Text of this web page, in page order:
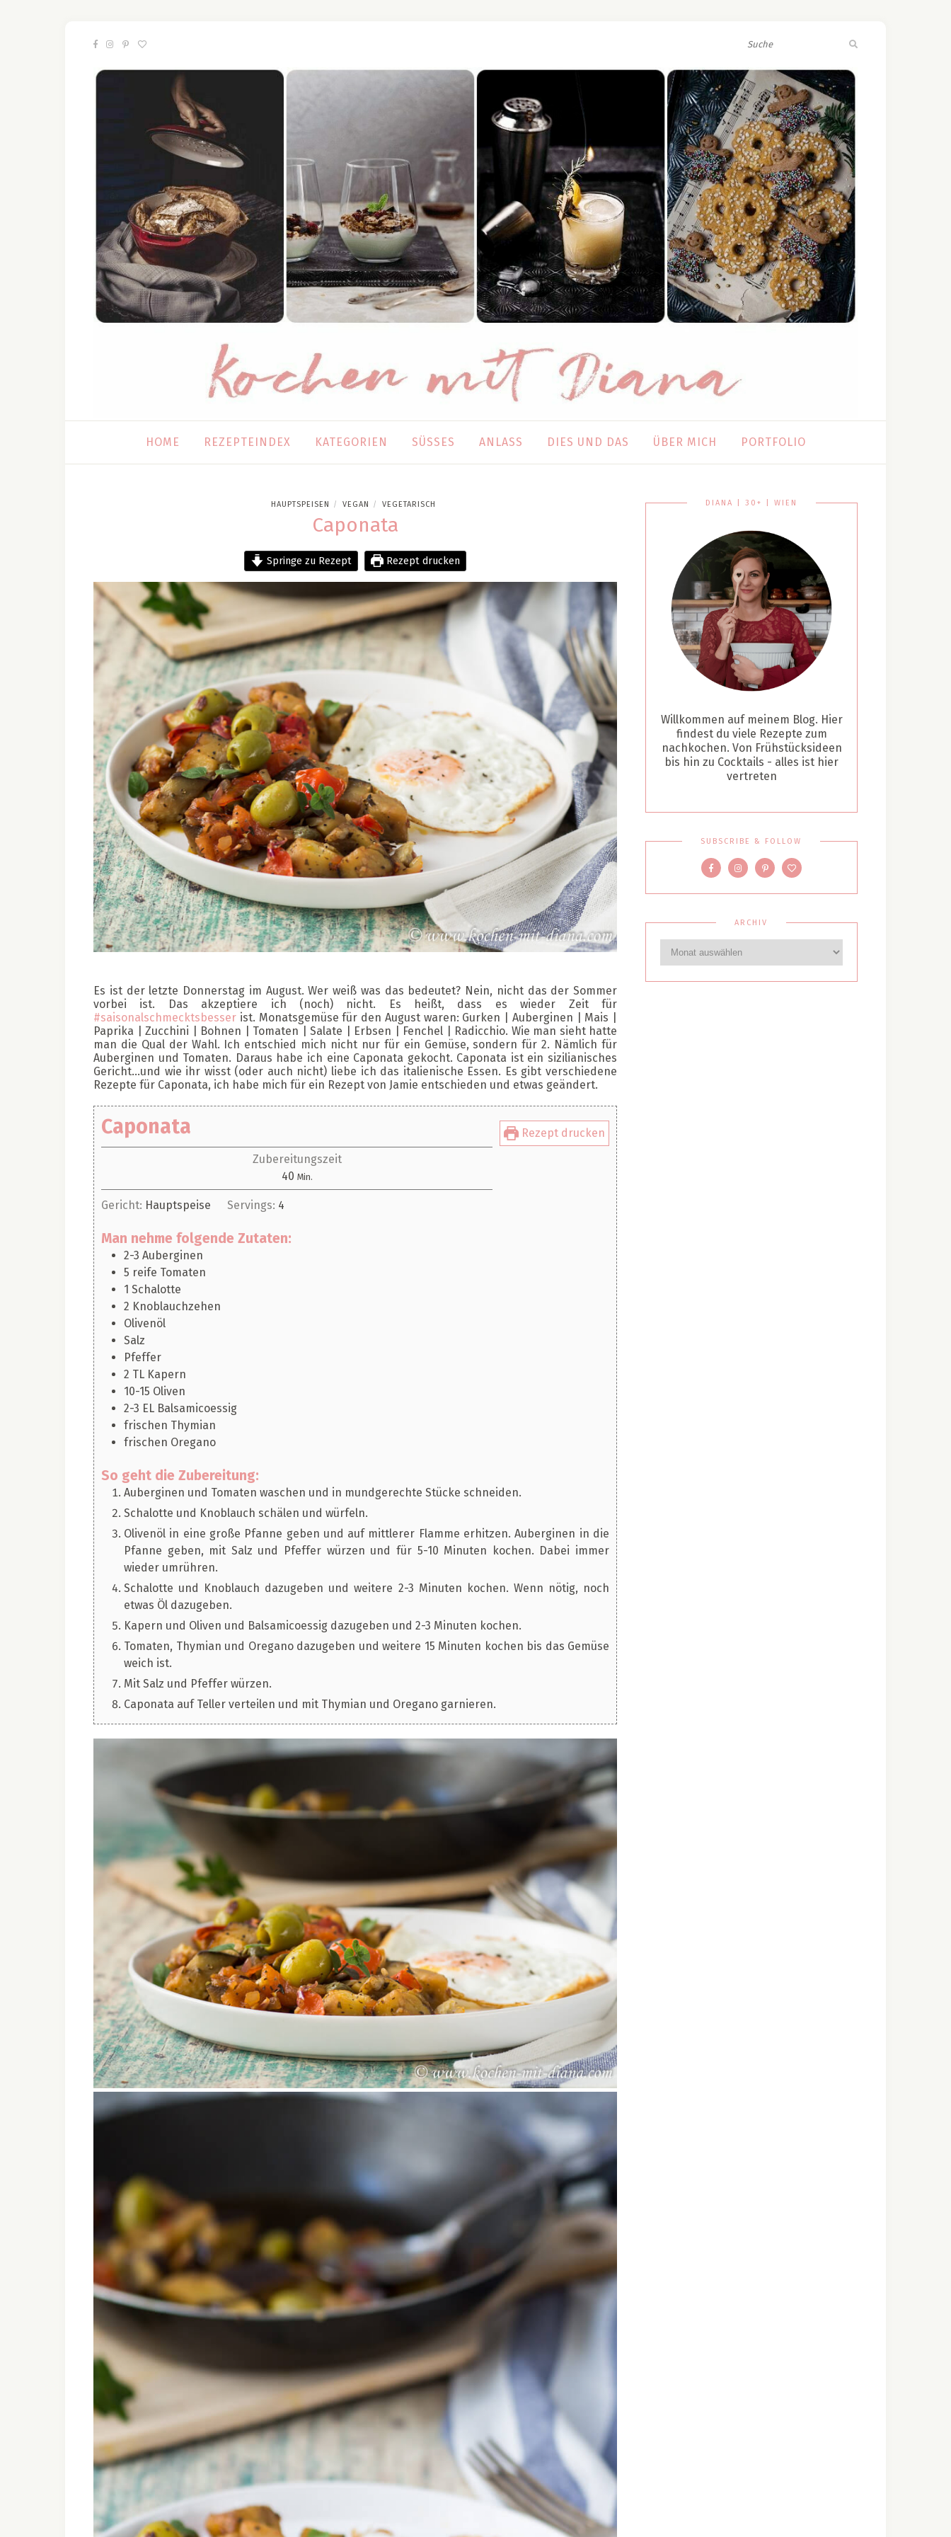
HOME REZEPTEINDEX KATEGORIEN SÜSSES ANLASS DIES UND DAS ÜBER MICH PORTFOLIO
HAUPTSPEISEN / VEGAN / VEGETARISCH
Caponata
Springe zu Rezept Rezept drucken
Es ist der letzte Donnerstag im August. Wer weiß was das bedeutet? Nein, nicht das der Sommer
vorbei ist. Das akzeptiere ich (noch) nicht. Es heißt, dass es wieder Zeit für
#saisonalschmecktsbesser ist. Monatsgemüse für den August waren: Gurken | Auberginen | Mais |
Paprika | Zucchini | Bohnen | Tomaten | Salate | Erbsen | Fenchel | Radicchio. Wie man sieht hatte
man die Qual der Wahl. Ich entschied mich nicht nur für ein Gemüse, sondern für 2. Nämlich für
Auberginen und Tomaten. Daraus habe ich eine Caponata gekocht. Caponata ist ein sizilianisches
Gericht…und wie ihr wisst (oder auch nicht) liebe ich das italienische Essen. Es gibt verschiedene
Rezepte für Caponata, ich habe mich für ein Rezept von Jamie entschieden und etwas geändert.
Rezept drucken
Caponata
Zubereitungszeit
40Minuten
Min.
Gericht: Hauptspeise Servings: 4
Man nehme folgende Zutaten:
2-3 Auberginen
5 reife Tomaten
1 Schalotte
2 Knoblauchzehen
Olivenöl
Salz
Pfeffer
2 TL Kapern
10-15 Oliven
2-3 EL Balsamicoessig
frischen Thymian
frischen Oregano
So geht die Zubereitung:
Auberginen und Tomaten waschen und in mundgerechte Stücke schneiden.
Schalotte und Knoblauch schälen und würfeln.
Olivenöl in eine große Pfanne geben und auf mittlerer Flamme erhitzen. Auberginen in die
Pfanne geben, mit Salz und Pfeffer würzen und für 5-10 Minuten kochen. Dabei immer
wieder umrühren.
Schalotte und Knoblauch dazugeben und weitere 2-3 Minuten kochen. Wenn nötig, noch
etwas Öl dazugeben.
Kapern und Oliven und Balsamicoessig dazugeben und 2-3 Minuten kochen.
Tomaten, Thymian und Oregano dazugeben und weitere 15 Minuten kochen bis das Gemüse
weich ist.
Mit Salz und Pfeffer würzen.
Caponata auf Teller verteilen und mit Thymian und Oregano garnieren.
DIANA | 30+ | WIEN
Willkommen auf meinem Blog. Hier
findest du viele Rezepte zum
nachkochen. Von Frühstücksideen
bis hin zu Cocktails - alles ist hier
vertreten
SUBSCRIBE & FOLLOW
ARCHIV